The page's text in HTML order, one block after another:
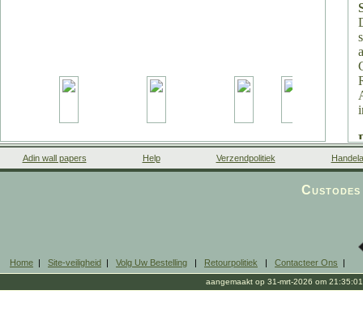
Adin wall papers Help Verzendpolitiek
Home | Site-veiligheid | Volg Uw Bestelling | Retourpolitiek | Contacteer Ons |
aangemaakt op 31-mrt-2026 om